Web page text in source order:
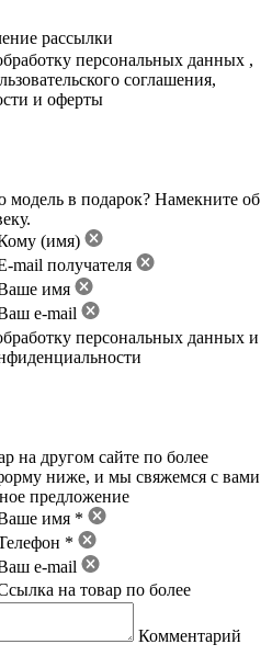
рассылки
персональных данных ,
соглашения,
и оферты
в подарок? Намекните об
(имя)
mail получателя
имя
e-mail
персональных данных и
на другом сайте по более
ниже, и мы свяжемся с вами
предложение
имя *
*
e-mail
на товар по более
Комментарий